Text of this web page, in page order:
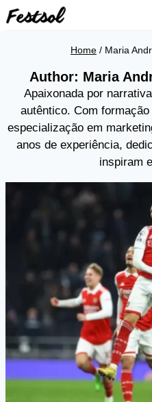
Skip
to
Home / Maria
Author: Maria
Apaixonada por
autêntico. Com
especialização em
anos de experiência,
inspiram